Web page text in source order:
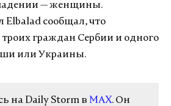
— женщины.
Elbalad сообщал, что
граждан Сербии и одного
или Украины.
на Daily Storm в MAX. Он